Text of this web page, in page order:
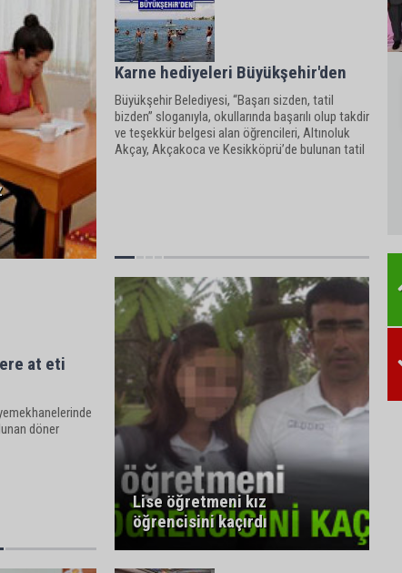
Karne hediyeleri Büyükşehir'den
Büyükşehir Belediyesi, “Başarı sizden, tatil
bizden” sloganıyla, okullarında başarılı olup takdir
ve teşekkür belgesi alan öğrencileri, Altınoluk
Akçay, Akçakoca ve Kesikköprü’de bulunan tatil
at eti
döner
Lise öğretmeni kız
öğrencisini kaçırdı